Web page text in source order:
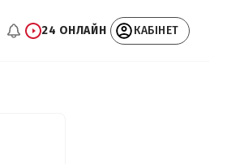
24 ОНЛАЙН КАБІНЕТ